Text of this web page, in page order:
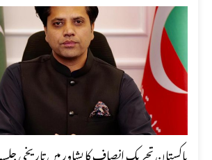
پاکستان تحریک انصاف کا پشاور میں تاریخی